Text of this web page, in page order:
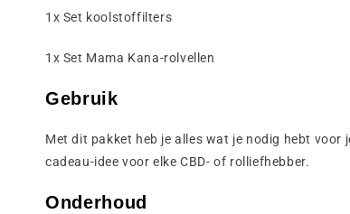
1x Set koolstoffilters
1x Set Mama Kana-rolvellen
Gebruik
Met dit pakket heb je alles wat je nodig hebt voor
cadeau-idee voor elke CBD- of rolliefhebber.
Onderhoud